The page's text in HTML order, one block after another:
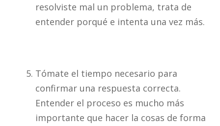
resolviste mal un problema, trata de
entender porqué e intenta una vez más.
Tómate el tiempo necesario para
confirmar una respuesta correcta.
Entender el proceso es mucho más
importante que hacer la cosas de forma